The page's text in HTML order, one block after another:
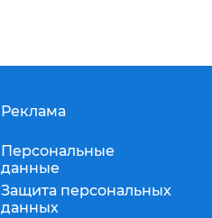
Реклама
Персональные
данные
Защита персональных
данных